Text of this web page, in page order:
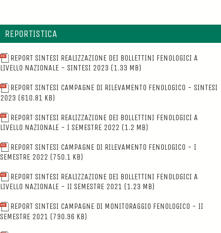
REPORTISTICA
REPORT SINTESI REALIZZAZIONE DEI BOLLETTINI FENOLOGICI A
LIVELLO NAZIONALE - SINTESI 2023 (1.33 MB)
REPORT SINTESI CAMPAGNE DI RILEVAMENTO FENOLOGICO - SINTESI
2023 (610.81 KB)
REPORT SINTESI REALIZZAZIONE DEI BOLLETTINI FENOLOGICI A
LIVELLO NAZIONALE - I SEMESTRE 2022 (1.2 MB)
REPORT SINTESI CAMPAGNE DI RILEVAMENTO FENOLOGICO - I
SEMESTRE 2022 (750.1 KB)
REPORT SINTESI REALIZZAZIONE DEI BOLLETTINI FENOLOGICI A
LIVELLO NAZIONALE - II SEMESTRE 2021 (1.23 MB)
REPORT SINTESI CAMPAGNE DI MONITORAGGIO FENOLOGICO - II
SEMESTRE 2021 (790.96 KB)